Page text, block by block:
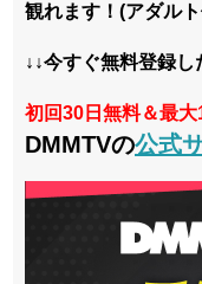
観れます！ (アダル
↓↓今すぐ無料登録し
初回30日無料＆最
DMMTVの公式